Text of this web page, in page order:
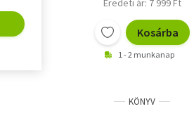
Eredeti ár: 7 999 Ft
Kosárba
1 - 2 munkanap
KÖNYV